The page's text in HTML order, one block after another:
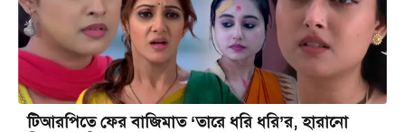
টিআরপিতে ফের বাজিমাত ‘তারে ধরি ধরি’র, হারানো